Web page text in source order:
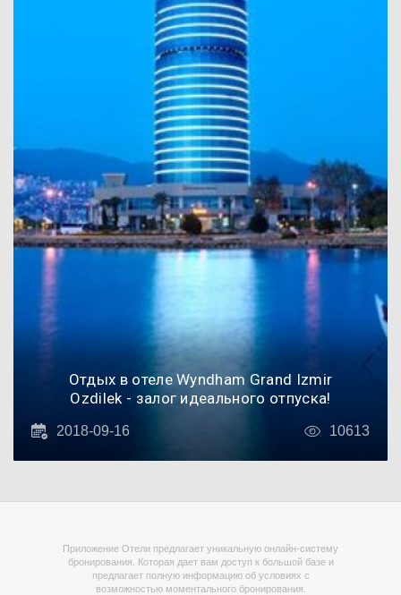
Отдых в отеле Wyndham Grand Izmir
Ozdilek - залог идеального отпуска!
2018-09-16 10613
Приложение Отели предлагает уникальную онлайн-систему
бронирования. Которая дает вам доступ к большой базе и
предлагает полную информацию об условиях с
возможностью моментального бронирования.